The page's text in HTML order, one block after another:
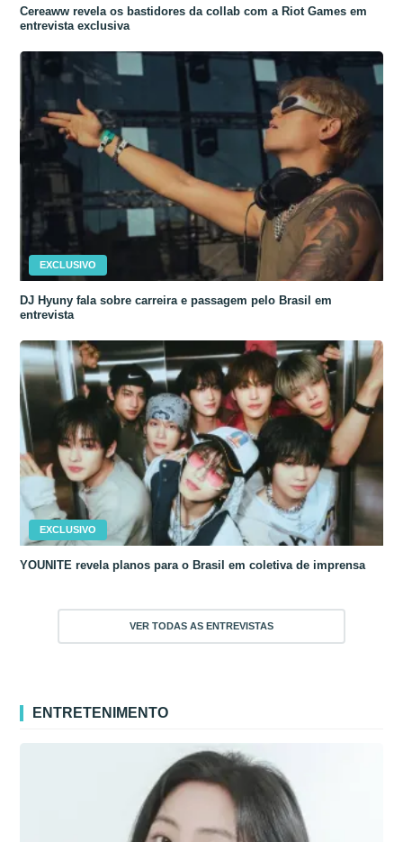
Cereaww revela os bastidores da collab com a Riot Games em
entrevista exclusiva
EXCLUSIVO
DJ Hyuny fala sobre carreira e passagem pelo Brasil em
entrevista
EXCLUSIVO
YOUNITE revela planos para o Brasil em coletiva de imprensa
VER TODAS AS ENTREVISTAS
ENTRETENIMENTO